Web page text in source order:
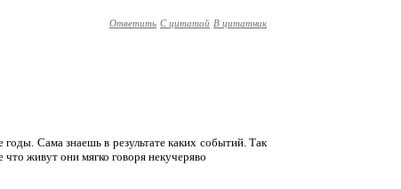
Ответить С цитатой В цитатник
Сама знаешь в результате каких событий. Так
живут они мягко говоря некучеряво